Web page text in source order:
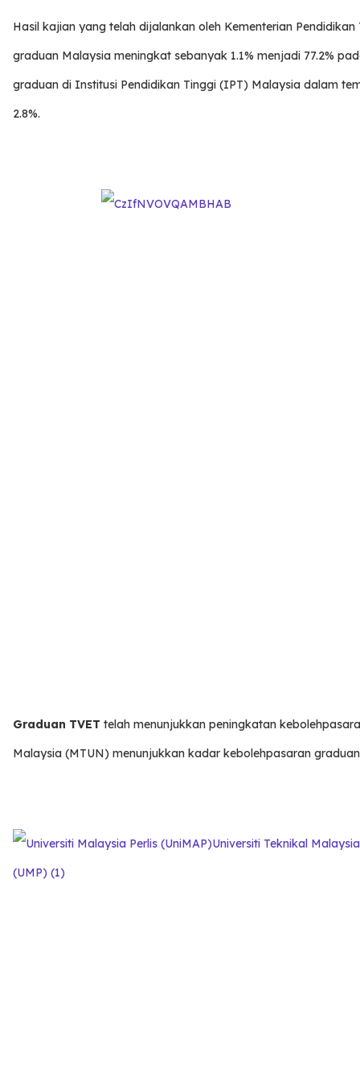
Hasil kajian yang telah dijalankan oleh Kementerian
graduan Malaysia meningkat sebanyak 1.1% menjadi 77.2%
graduan di Institusi Pendidikan Tinggi (IPT) Malaysia dalam
2.8%.
Graduan TVET telah menunjukkan peningkatan
Malaysia (MTUN) menunjukkan kadar kebolehpasaran